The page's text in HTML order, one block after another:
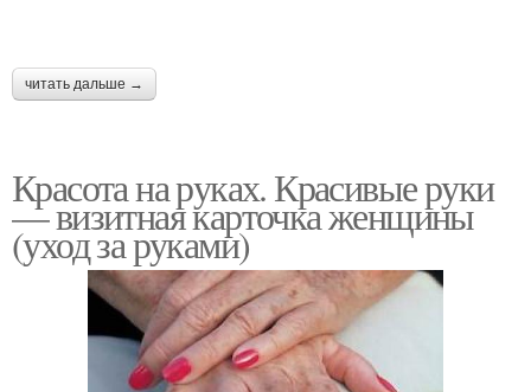
читать дальше →
Красота на руках. Красивые руки
— визитная карточка женщины
(уход за руками)